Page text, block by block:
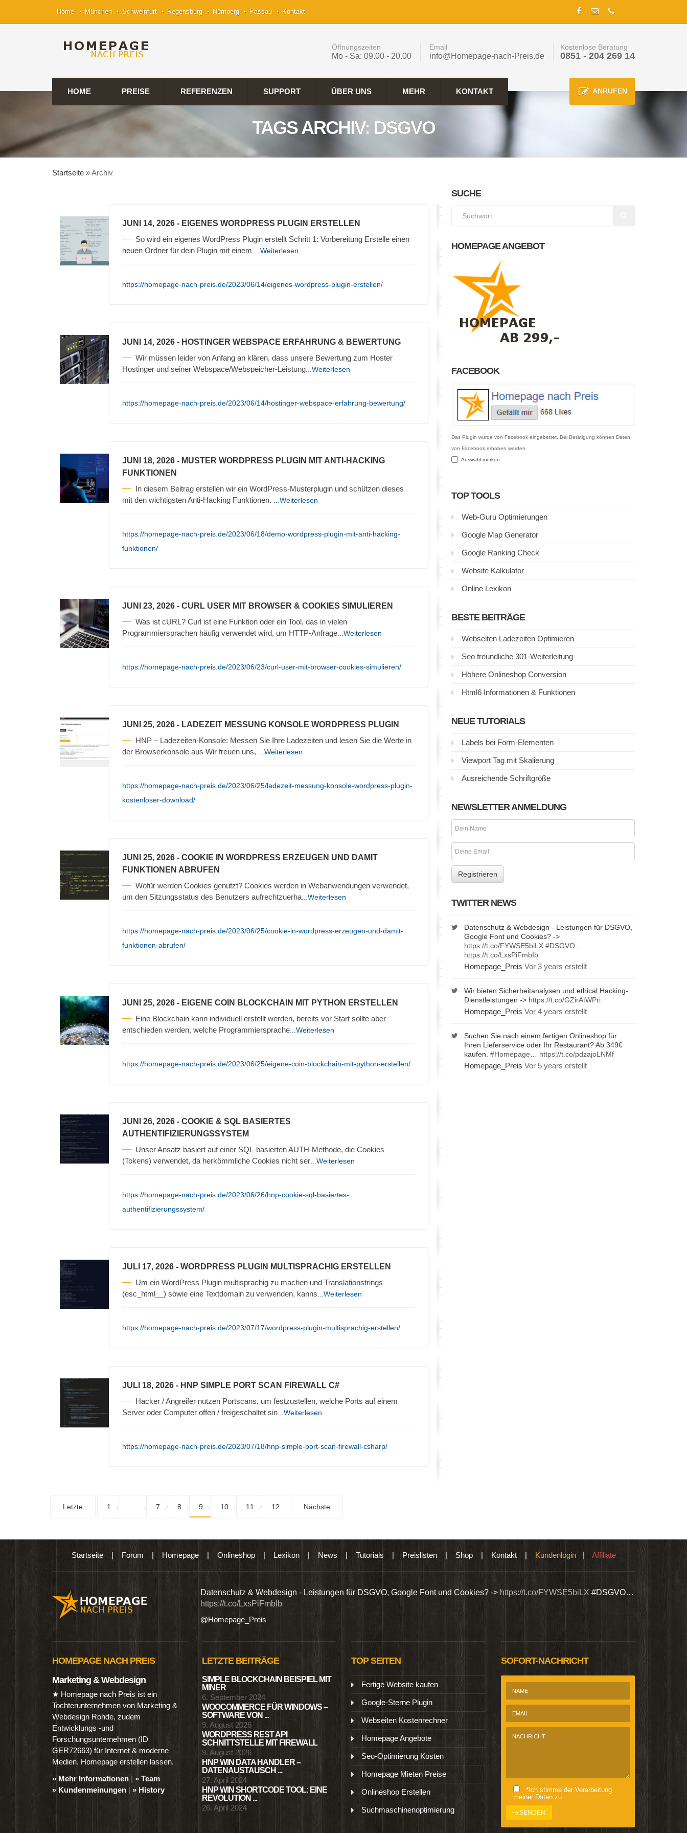
Home München Schweinfurt Regensburg Nürnberg Passau Kontakt
Öffnungszeiten
Mo - Sa: 09.00 - 20.00
Email
info@Homepage-nach-Preis.de
Kostenlose Beratung
0851 - 204 269 14
HOME PREISE REFERENZEN SUPPORT ÜBER UNS MEHR KONTAKT ANRUFEN
TAGS ARCHIV: DSGVO
Startseite »Archiv
JUNI 14, 2026 - EIGENES WORDPRESS PLUGIN ERSTELLEN
So wird ein eigenes WordPress Plugin erstellt Schritt 1: Vorbereitung Erstelle einen
neuen Ordner für dein Plugin mit einem
...Weiterlesen
https://homepage-nach-preis.de/2023/06/14/eigenes-wordpress-plugin-erstellen/
JUNI 14, 2026 - HOSTINGER WEBSPACE ERFAHRUNG & BEWERTUNG
Wir müssen leider von Anfang an klären, dass unsere Bewertung zum Hoster
Hostinger und seiner Webspace/Webspeicher-Leistung ...Weiterlesen
https://homepage-nach-preis.de/2023/06/14/hostinger-webspace-erfahrung-bewertung/
JUNI 18, 2026 - MUSTER WORDPRESS PLUGIN MIT ANTI-HACKING
FUNKTIONEN
In diesem Beitrag erstellen wir ein WordPress-Musterplugin und schützen dieses
mit den wichtigsten Anti-Hacking Funktionen.
...Weiterlesen
https://homepage-nach-preis.de/2023/06/18/demo-wordpress-plugin-mit-anti-hacking-
funktionen/
JUNI 23, 2026 - CURL USER MIT BROWSER & COOKIES SIMULIEREN
Was ist cURL? Curl ist eine Funktion oder ein Tool, das in vielen
Programmiersprachen häufig verwendet wird, um HTTP-Anfrage ...Weiterlesen
https://homepage-nach-preis.de/2023/06/23/curl-user-mit-browser-cookies-simulieren/
JUNI 25, 2026 - LADEZEIT MESSUNG KONSOLE WORDPRESS PLUGIN
HNP – Ladezeiten-Konsole: Messen Sie Ihre Ladezeiten und lesen Sie die Werte in
der Browserkonsole aus Wir freuen uns,
...Weiterlesen
https://homepage-nach-preis.de/2023/06/25/ladezeit-messung-konsole-wordpress-plugin-
kostenloser-download/
JUNI 25, 2026 - COOKIE IN WORDPRESS ERZEUGEN UND DAMIT
FUNKTIONEN ABRUFEN
Wofür werden Cookies genutzt? Cookies werden in Webanwendungen verwendet,
um den Sitzungsstatus des Benutzers aufrechtzuerha ...Weiterlesen
https://homepage-nach-preis.de/2023/06/25/cookie-in-wordpress-erzeugen-und-damit-
funktionen-abrufen/
JUNI 25, 2026 - EIGENE COIN BLOCKCHAIN MIT PYTHON ERSTELLEN
Eine Blockchain kann individuell erstellt werden, bereits vor Start sollte aber
entschieden werden, welche Programmiersprache ...Weiterlesen
https://homepage-nach-preis.de/2023/06/25/eigene-coin-blockchain-mit-python-erstellen/
JUNI 26, 2026 - COOKIE & SQL BASIERTES
AUTHENTIFIZIERUNGSSYSTEM
Unser Ansatz basiert auf einer SQL-basierten AUTH-Methode, die Cookies
(Tokens) verwendet, da herkömmliche Cookies nicht ser ...Weiterlesen
https://homepage-nach-preis.de/2023/06/26/hnp-cookie-sql-basiertes-
authentifizierungssystem/
JULI 17, 2026 - WORDPRESS PLUGIN MULTISPRACHIG ERSTELLEN
Um ein WordPress Plugin multisprachig zu machen und Translationstrings
(esc_html__) sowie eine Textdomain zu verwenden, kanns ...Weiterlesen
https://homepage-nach-preis.de/2023/07/17/wordpress-plugin-multisprachig-erstellen/
JULI 18, 2026 - HNP SIMPLE PORT SCAN FIREWALL C#
Hacker / Angreifer nutzen Portscans, um festzustellen, welche Ports auf einem
Server oder Computer offen / freigeschaltet sin ...Weiterlesen
https://homepage-nach-preis.de/2023/07/18/hnp-simple-port-scan-firewall-csharp/
Letzte 1 7 8 9 10 11 12 Nächste
SUCHE
HOMEPAGE ANGEBOT
FACEBOOK
Das Plugin wurde von Facebook eingebettet. Bei Betätigung können Daten
von Facebook erhoben werden.
Auswahl merken
TOP TOOLS
Web-Guru Optimierungen
Google Map Generator
Google Ranking Check
Website Kalkulator
Online Lexikon
BESTE BEITRÄGE
Webseiten Ladezeiten Optimieren
Seo freundliche 301-Weiterleitung
Höhere Onlineshop Conversion
Html6 Informationen & Funktionen
NEUE TUTORIALS
Labels bei Form-Elementen
Viewport Tag mit Skalierung
Ausreichende Schriftgröße
NEWSLETTER ANMELDUNG
TWITTER NEWS
Datenschutz & Webdesign - Leistungen für DSGVO,
Google Font und Cookies? ->
https://t.co/FYWSE5biLX #DSGVO…
https://t.co/LxsPiFmbIb
Homepage_Preis Vor 3 years erstellt
Wir bieten Sicherheitanalysen und ethical Hacking-
Dienstleistungen -> https://t.co/GZirAtWPri
Homepage_Preis Vor 4 years erstellt
Suchen Sie nach einem fertigen Onlineshop für
Ihren Lieferservice oder Ihr Restaurant? Ab 349€
kaufen. #Homepage https://t.co/pdzajoLNMf
Homepage_Preis Vor 5 years erstellt
Startseite| Forum | Homepage| Onlineshop| Lexikon|News | Tutorials | Preislisten| Shop| Kontakt| Kundenlogin| Affiliate
Produkten wie Ebooks & DVDs.… Datenschutz & Webdesign - Leistungen für DSGVO, Google Font und Cookies? -> https://t.co/FYWSE5biLX #DSGVO…
https://t.co/LxsPiFmbIb
@Homepage_Preis
HOMEPAGE NACH PREIS
Marketing & Webdesign
★ Homepage nach Preis ist ein
Tochterunternehmen von Marketing &
Webdesign Rohde, zudem
Entwicklungs -und
Forschungsunternehmen (ID
GER72663) für Internet & moderne
Medien. Homepage erstellen lassen.
» Mehr Informationen |» Team
» Kundenmeinungen | » History
LETZTE BEITRÄGE
SIMPLE BLOCKCHAIN BEISPIEL MIT
MINER
6. September 2024
WOOCOMMERCE FÜR WINDOWS –
SOFTWARE VON ...
9. August 2026
WORDPRESS REST API
SCHNITTSTELLE MIT FIREWALL
9. August 2026
HNP WIN DATA HANDLER –
DATENAUSTAUSCH ...
27. April 2024
HNP WIN SHORTCODE TOOL: EINE
REVOLUTION ...
26. April 2024
TOP SEITEN
Fertige Website kaufen
Google-Sterne Plugin
Webseiten Kostenrechner
Homepage Angebote
Seo-Optimierung Kosten
Homepage Mieten Preise
Onlineshop Erstellen
Suchmaschinenoptimierung
SOFORT-NACHRICHT
*Ich stimme der Verarbeitung
meiner Daten zu.